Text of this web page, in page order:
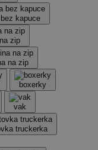
kapuce
zip
na zip
boxerky
vak
truckerka